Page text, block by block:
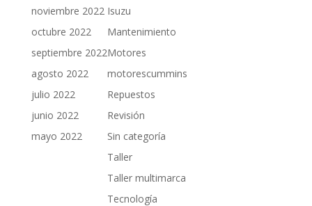
noviembre 2022
octubre 2022
septiembre 2022
agosto 2022
julio 2022
junio 2022
mayo 2022
Isuzu
Mantenimiento
Motores
motorescummins
Repuestos
Revisión
Sin categoría
Taller
Taller multimarca
Tecnología